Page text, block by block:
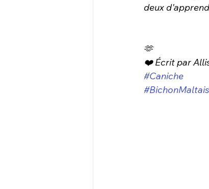
deux
🫶
❤️ Écrit par
#Caniche
#BichonMaltais